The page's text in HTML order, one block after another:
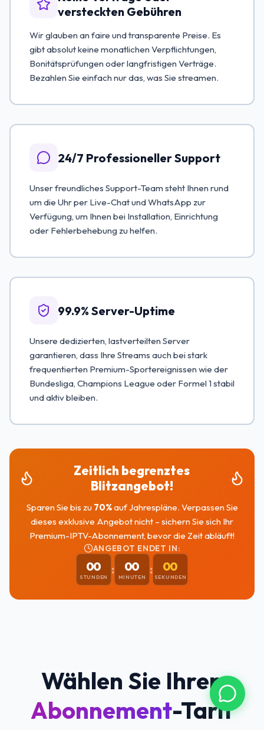
versteckten Gebühren
Wir glauben an faire und transparente Preise. Es
gibt absolut keine monatlichen Verpflichtungen,
Bonitätsprüfungen oder langfristigen Verträge.
Bezahlen Sie einfach nur das, was Sie streamen.
24/7 Professioneller Support
Unser freundliches Support-Team steht Ihnen rund
um die Uhr per Live-Chat und WhatsApp zur
Verfügung, um Ihnen bei Installation, Einrichtung
oder Fehlerbehebung zu helfen.
99.9% Server-Uptime
Unsere dedizierten, lastverteilten Server
garantieren, dass Ihre Streams auch bei stark
frequentierten Premium-Sportereignissen wie der
Bundesliga, Champions League oder Formel 1 stabil
und aktiv bleiben.
Zeitlich begrenztes
Blitzangebot!
Sparen Sie bis zu 70%auf Jahrespläne. Verpassen Sie
dieses exklusive Angebot nicht – sichern Sie sich Ihr
Premium-IPTV-Abonnement, bevor die Zeit abläuft!
ANGEBOT ENDET IN:
00
STUNDEN
: 00
MINUTEN
: 00
SEKUNDEN
Wählen Sie Ihren
Abonnement-Tarif